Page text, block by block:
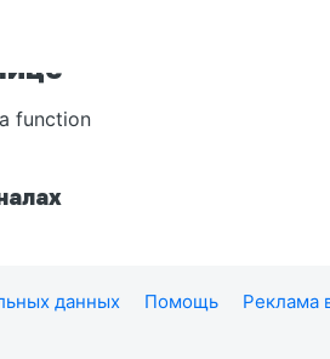
function
данных Помощь Реклама